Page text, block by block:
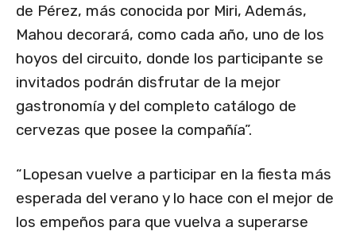
de Pérez, más conocida por Miri, Además,
Mahou decorará, como cada año, uno de los
hoyos del circuito, donde los participante se
invitados podrán disfrutar de la mejor
gastronomía y del completo catálogo de
cervezas que posee la compañía”.
“Lopesan vuelve a participar en la fiesta más
esperada del verano y lo hace con el mejor de
los empeños para que vuelva a superarse